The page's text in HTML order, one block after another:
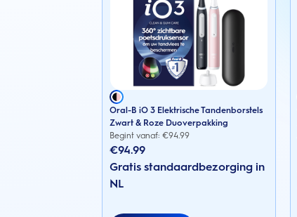
Oral-B iO 3 Elektrische Tandenborstels
Zwart & Roze Duoverpakking
Begint vanaf: €94.99
€94.99
Gratis standaardbezorging in
NL